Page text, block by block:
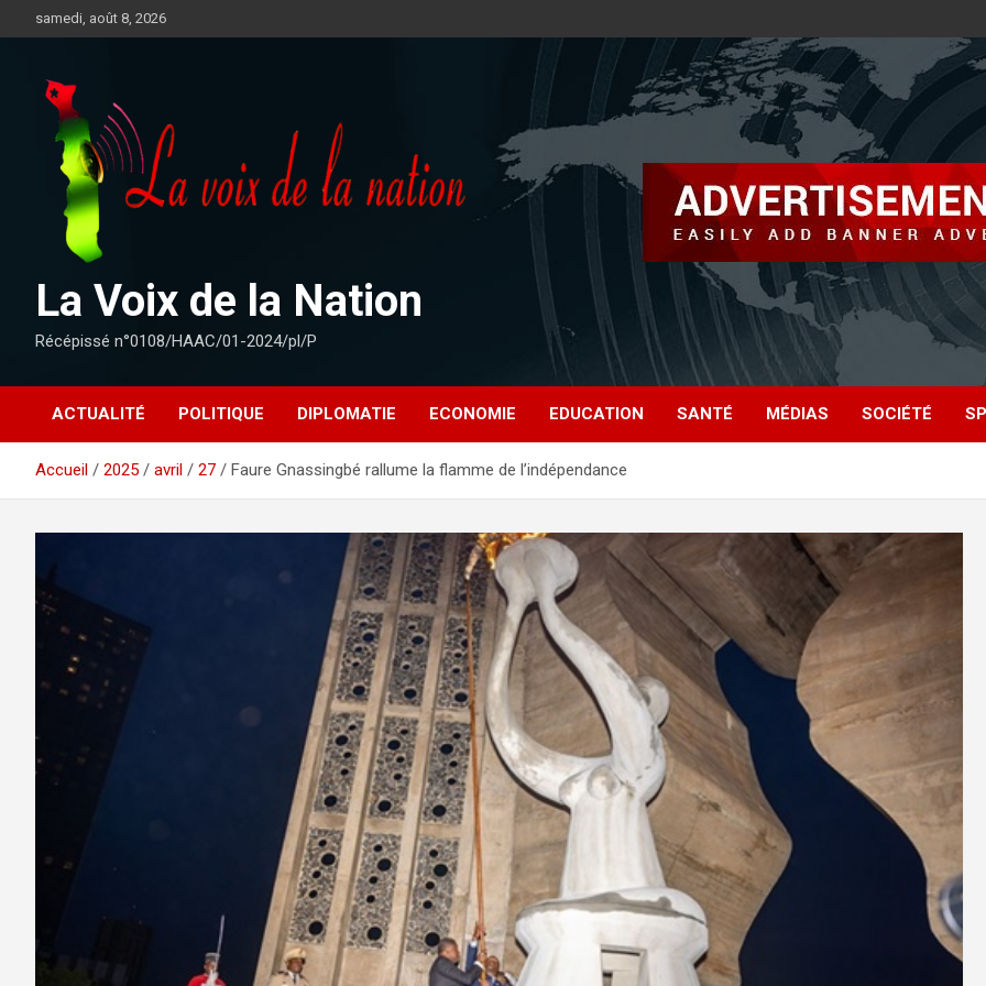
au
samedi, août 8, 2026
La Voix de la Nation
Récépissé n°0108/HAAC/01-2024/pl/P
ACTUALITÉ POLITIQUE DIPLOMATIE ECONOMIE EDUCATION SANTÉ MÉDIAS SOCIÉTÉ
Accueil 2025 avril 27 Faure Gnassingbé rallume la flamme de l’indépendance